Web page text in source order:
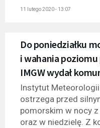
11 lutego 2020 - 13:07
Do poniedziałku
i wahania
IMGW wydał
Instytut
ostrzega przed
pomorskim w nocy
oraz w niedzielę. Z